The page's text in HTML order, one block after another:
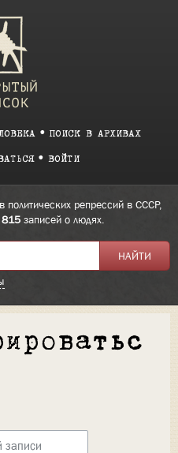
ПОИСК В АРХИВАХ
ВОЙТИ
политических репрессий в СССР,
записей о людях.